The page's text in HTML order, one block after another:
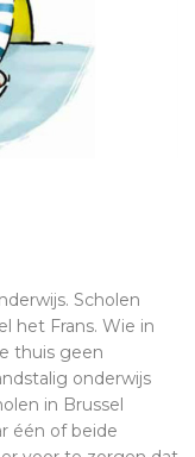
Scholen
het Frans. Wie in
thuis geen
onderwijs
in Brussel
één of beide